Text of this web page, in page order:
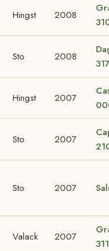
Hingst 2008
Sto 2008
Hingst 2007
Sto 2007
Sto 2007
Valack 2007